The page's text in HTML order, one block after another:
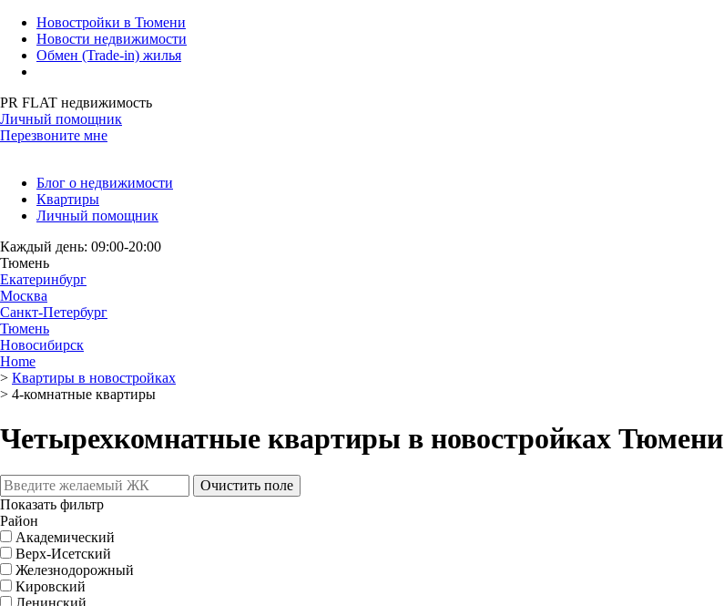
Новостройки в Тюмени
Новости недвижимости
Обмен (Trade-in) жилья
PR FLAT недвижимость
Личный помощник
Перезвоните мне
Блог о недвижимости
Квартиры
Личный помощник
Каждый день: 09:00-20:00
Тюмень
Екатеринбург
Москва
Санкт-Петербург
Тюмень
Новосибирск
Home
> Квартиры в новостройках
> 4-комнатные квартиры
Четырехкомнатные квартиры в новостройках Тюмени
Очистить поле
Показать фильтр
Район
Академический
Верх-Исетский
Железнодорожный
Кировский
Ленинский